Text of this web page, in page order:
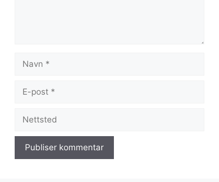
Navn
Nettsted